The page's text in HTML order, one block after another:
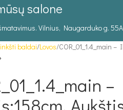
salone
Vilnius, Naugarduko g.
baldai Lovos COR_01_1.4_main –